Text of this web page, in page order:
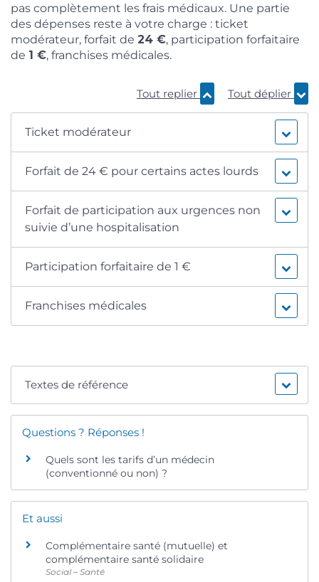
pas complètement les frais médicaux. Une partie
des dépenses reste à votre charge : ticket
modérateur, forfait de 24 €, participation forfaitaire
de 1 €, franchises médicales.
Tout replier Tout déplier
Ticket modérateur
Forfait de 24 € pour certains actes lourds
Forfait de participation aux urgences non
suivie d’une hospitalisation
Participation forfaitaire de 1 €
Franchises médicales
Textes de référence
Questions ? Réponses !
Quels sont les tarifs d’un médecin
(conventionné ou non) ?
Et aussi
Complémentaire santé (mutuelle) et
complémentaire santé solidaire
Social – Santé